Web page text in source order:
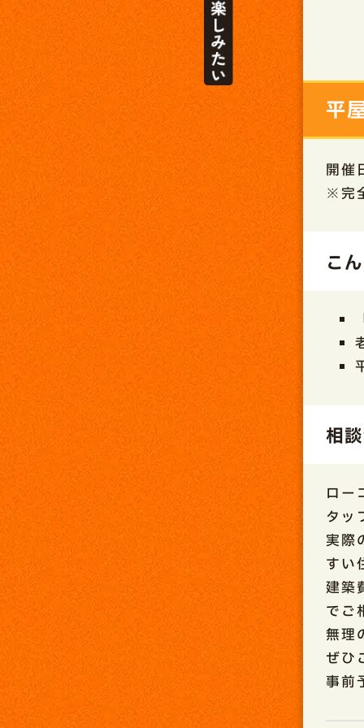
平
開催
※完
こ
相
ロー
タッ
実際
すい
建築
でご
無理
ぜひ
事前